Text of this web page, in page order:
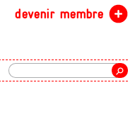
devenir membre